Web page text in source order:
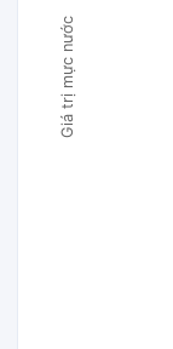
Giá trị mực nước